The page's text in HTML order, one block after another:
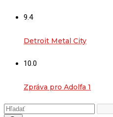
9.4
Detroit Metal City
10.0
Zpráva pro Adolfa 1